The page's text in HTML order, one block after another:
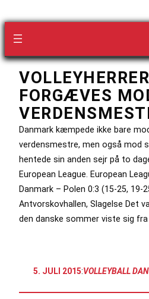
FORGÆVES
Danmark kæmpede ikke bare
verdensmestre, men også mod
hentede sin anden sejr på to
European League. European
Danmark – Polen 0:3 (15-25, 19-
Antvorskovhallen, Slagelse Det
den danske sommer viste sig fra
5. JULI 2015:VOLLEYBALL